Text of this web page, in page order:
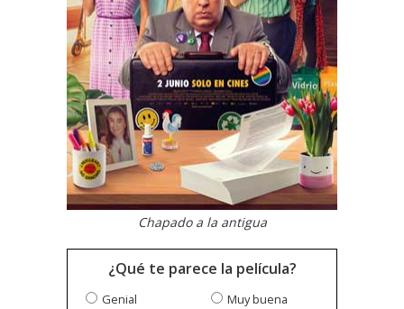
Chapado a la antigua
¿Qué te parece la película?
Genial
Muy buena